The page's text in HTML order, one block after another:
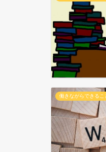
働きながらできるこ